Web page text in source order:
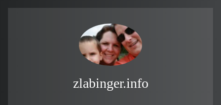
zlabinger.info